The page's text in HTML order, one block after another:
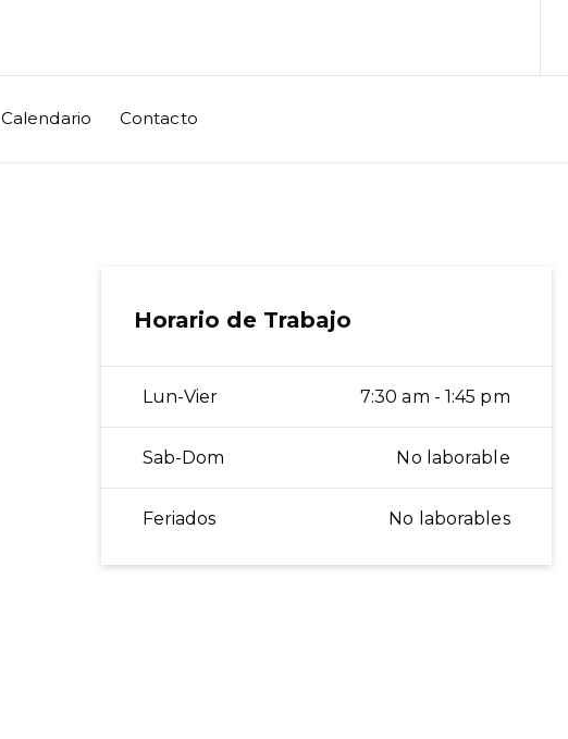
Calendario Contacto
Horario de Trabajo
Lun-Vier 7:30 am - 1:45 pm
Sab-Dom No laborable
Feriados No laborables